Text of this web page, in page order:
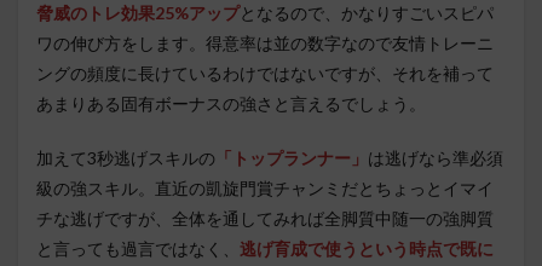
脅威のトレ効果25%アップとなるので、かなりすごいスピパ
ワの伸び方をします。得意率は並の数字なので友情トレーニ
ングの頻度に長けているわけではないですが、それを補って
あまりある固有ボーナスの強さと言えるでしょう。
加えて3秒逃げスキルの 「トップランナー」 は逃げなら準必須
級の強スキル。直近の凱旋門賞チャンミだとちょっとイマイ
チな逃げですが、全体を通してみれば全脚質中随一の強脚質
と言っても過言ではなく、 逃げ育成で使うという時点で既に